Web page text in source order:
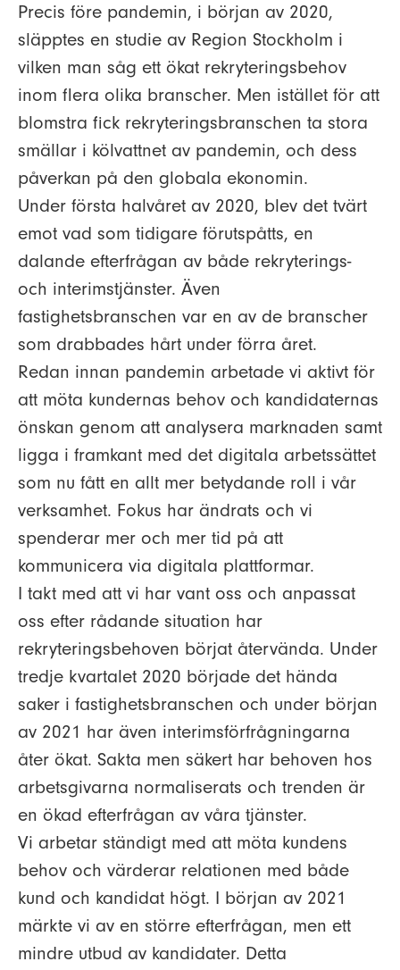
Precis före pandemin, i början av 2020,
släpptes en studie av Region Stockholm i
vilken man såg ett ökat rekryteringsbehov
inom flera olika branscher. Men istället för att
blomstra fick rekryteringsbranschen ta stora
smällar i kölvattnet av pandemin, och dess
påverkan på den globala ekonomin.
Under första halvåret av 2020, blev det tvärt
emot vad som tidigare förutspåtts, en
dalande efterfrågan av både rekryterings-
och interimstjänster. Även
fastighetsbranschen var en av de branscher
som drabbades hårt under förra året.
Redan innan pandemin arbetade vi aktivt för
att möta kundernas behov och kandidaternas
önskan genom att analysera marknaden samt
ligga i framkant med det digitala arbetssättet
som nu fått en allt mer betydande roll i vår
verksamhet. Fokus har ändrats och vi
spenderar mer och mer tid på att
kommunicera via digitala plattformar.
I takt med att vi har vant oss och anpassat
oss efter rådande situation har
rekryteringsbehoven börjat återvända. Under
tredje kvartalet 2020 började det hända
saker i fastighetsbranschen och under början
av 2021 har även interimsförfrågningarna
åter ökat. Sakta men säkert har behoven hos
arbetsgivarna normaliserats och trenden är
en ökad efterfrågan av våra tjänster.
Vi arbetar ständigt med att möta kundens
behov och värderar relationen med både
kund och kandidat högt. I början av 2021
märkte vi av en större efterfrågan, men ett
mindre utbud av kandidater. Detta